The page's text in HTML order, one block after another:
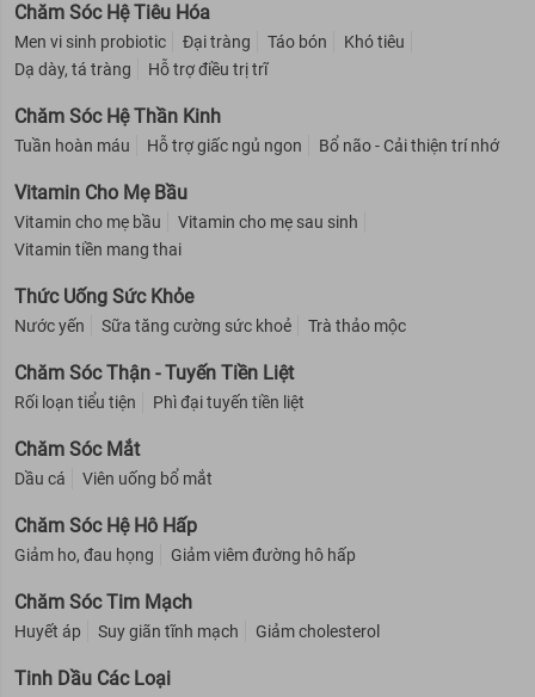
Chăm Sóc Hệ Tiêu Hóa
Men vi sinh probiotic Đại tràng Táo bón
Khó tiêu
Dạ dày, tá tràng
Hỗ trợ điều trị trĩ
Chăm Sóc Hệ Thần Kinh
Tuần hoàn máu Hỗ trợ giấc ngủ ngon Bổ não - Cải thiện trí nhớ
Vitamin Cho Mẹ Bầu
Vitamin cho mẹ bầu
Vitamin cho mẹ sau sinh
Vitamin tiền mang thai
Thức Uống Sức Khỏe
Nước yến Sữa tăng cường sức khoẻ Trà thảo mộc
Chăm Sóc Thận - Tuyến Tiền Liệt
Rối loạn tiểu tiện Phì đại tuyến tiền liệt
Chăm Sóc Mắt
Dầu cá Viên uống bổ mắt
Chăm Sóc Hệ Hô Hấp
Giảm ho, đau họng Giảm viêm đường hô hấp
Chăm Sóc Tim Mạch
Huyết áp Suy giãn tĩnh mạch Giảm cholesterol
Tinh Dầu Các Loại